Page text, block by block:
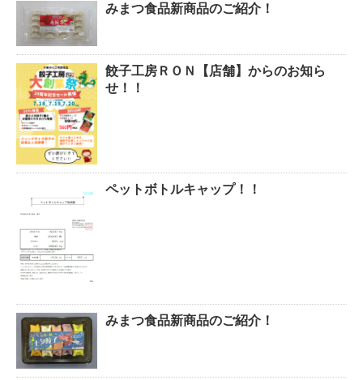
みまつ食品新商品のご紹介！
餃子工房ＲＯＮ【店舗】からのお知ら
せ！！
ペットボトルキャップ！！
みまつ食品新商品のご紹介！